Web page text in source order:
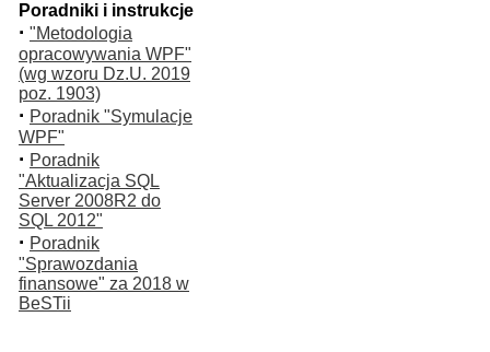
Poradniki i instrukcje
· "Metodologia
opracowywania WPF"
(wg wzoru Dz.U. 2019
poz. 1903)
· Poradnik "Symulacje
WPF"
· Poradnik
"Aktualizacja SQL
Server 2008R2 do
SQL 2012"
· Poradnik
"Sprawozdania
finansowe" za 2018 w
BeSTii